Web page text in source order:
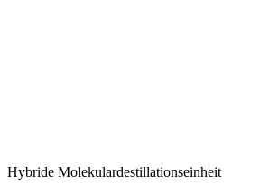
Hybride Molekulardestillationseinheit